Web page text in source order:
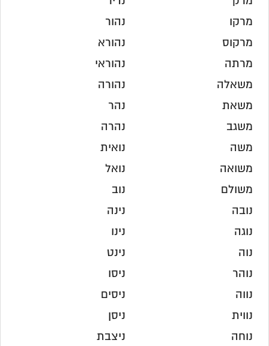
מרקו
מרקוס
מרתה
משאלה
משאת
משגב
משה
משואה
משולם
נהור
נהורא
נהוראי
נהורה
נהר
נהרה
נואית
נואל
נוב
נובה
נוגה
נוה
נוהר
נווה
נווית
נוחה
נינה
נינו
נינט
ניסו
ניסים
ניסן
ניצבת